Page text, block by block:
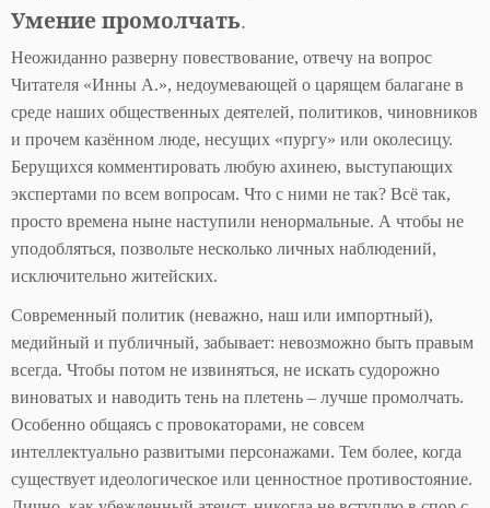
Умение промолчать.
Неожиданно разверну повествование, отвечу на вопрос
Читателя «Инны А.», недоумевающей о царящем балагане в
среде наших общественных деятелей, политиков, чиновников
и прочем казённом люде, несущих «пургу» или околесицу.
Берущихся комментировать любую ахинею, выступающих
экспертами по всем вопросам. Что с ними не так? Всё так,
просто времена ныне наступили ненормальные. А чтобы не
уподобляться, позвольте несколько личных наблюдений,
исключительно житейских.
Современный политик (неважно, наш или импортный),
медийный и публичный, забывает: невозможно быть правым
всегда. Чтобы потом не извиняться, не искать судорожно
виноватых и наводить тень на плетень – лучше промолчать.
Особенно общаясь с провокаторами, не совсем
интеллектуально развитыми персонажами. Тем более, когда
существует идеологическое или ценностное противостояние.